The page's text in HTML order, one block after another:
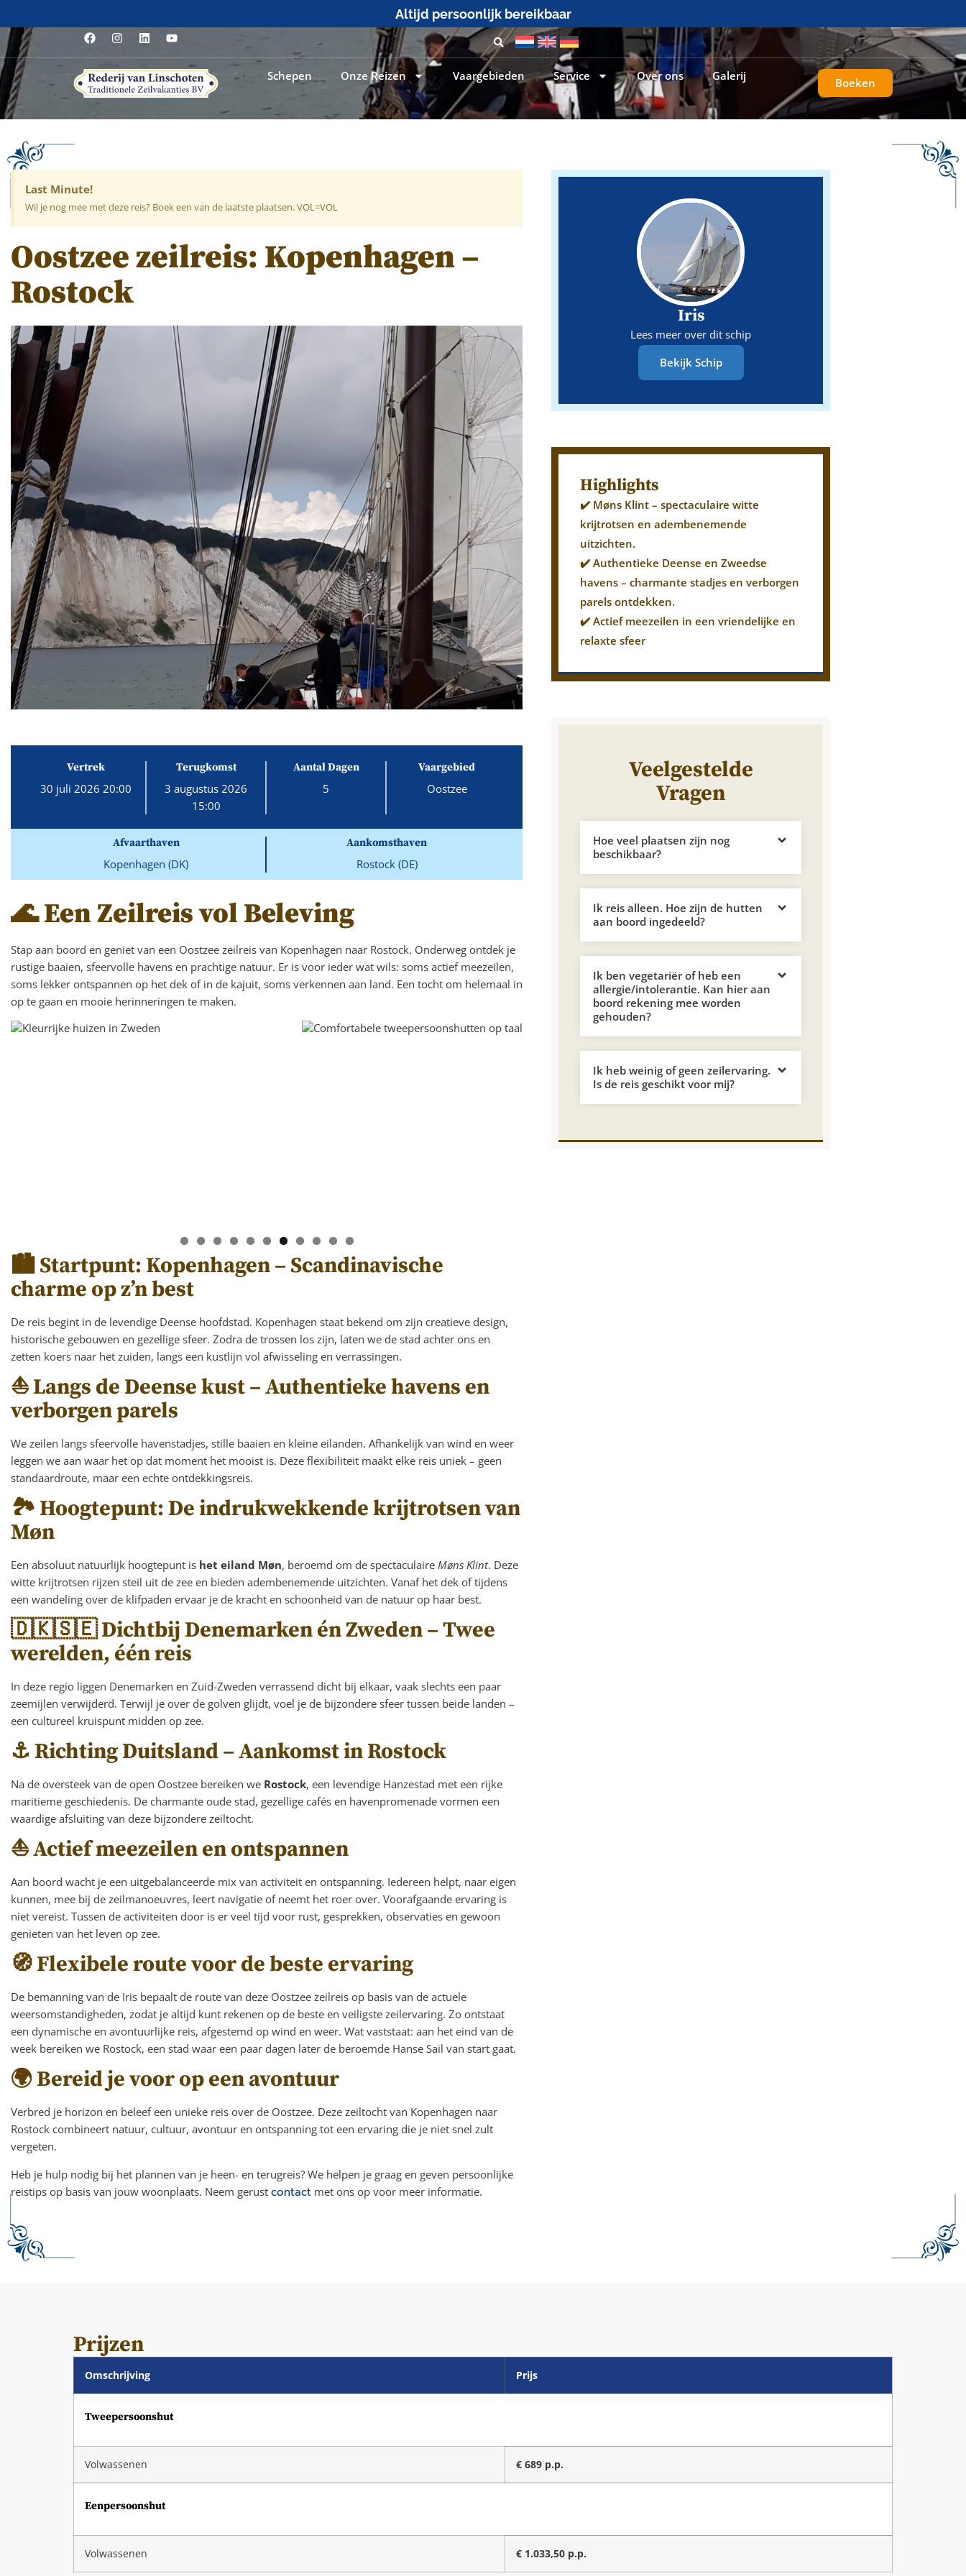
25+ jaar zeilervaring
Schepen Onze Reizen Vaargebieden Service Over ons Galerij Boeken
Last Minute!
Wil je nog mee met deze reis? Boek een van de laatste plaatsen. VOL=VOL
Oostzee zeilreis: Kopenhagen –
Rostock
Vertrek
30 juli 2026 20:00
Terugkomst
3 augustus 2026
15:00
Aantal Dagen
5
Vaargebied
Oostzee
Afvaarthaven
Kopenhagen (DK)
Aankomsthaven
Rostock (DE)
🌊 Een Zeilreis vol Beleving
Stap aan boord en geniet van een Oostzee zeilreis van Kopenhagen naar Rostock. Onderweg ontdek je
rustige baaien, sfeervolle havens en prachtige natuur. Er is voor ieder wat wils: soms actief meezeilen,
soms lekker ontspannen op het dek of in de kajuit, soms verkennen aan land. Een tocht om helemaal in
op te gaan en mooie herinneringen te maken.
🏙 Startpunt: Kopenhagen – Scandinavische
charme op z’n best
De reis begint in de levendige Deense hoofdstad. Kopenhagen staat bekend om zijn creatieve design,
historische gebouwen en gezellige sfeer. Zodra de trossen los zijn, laten we de stad achter ons en
zetten koers naar het zuiden, langs een kustlijn vol afwisseling en verrassingen.
⛵ Langs de Deense kust – Authentieke havens en
verborgen parels
We zeilen langs sfeervolle havenstadjes, stille baaien en kleine eilanden. Afhankelijk van wind en weer
leggen we aan waar het op dat moment het mooist is. Deze flexibiliteit maakt elke reis uniek – geen
standaardroute, maar een echte ontdekkingsreis.
🏞 Hoogtepunt: De indrukwekkende krijtrotsen van
Møn
Een absoluut natuurlijk hoogtepunt is het eiland Møn, beroemd om de spectaculaire Møns Klint. Deze
witte krijtrotsen rijzen steil uit de zee en bieden adembenemende uitzichten. Vanaf het dek of tijdens
een wandeling over de klifpaden ervaar je de kracht en schoonheid van de natuur op haar best.
🇩🇰🇸🇪 Dichtbij Denemarken én Zweden – Twee
werelden, één reis
In deze regio liggen Denemarken en Zuid-Zweden verrassend dicht bij elkaar, vaak slechts een paar
zeemijlen verwijderd. Terwijl je over de golven glijdt, voel je de bijzondere sfeer tussen beide landen –
een cultureel kruispunt midden op zee.
⚓ Richting Duitsland – Aankomst in Rostock
Na de oversteek van de open Oostzee bereiken we Rostock, een levendige Hanzestad met een rijke
maritieme geschiedenis. De charmante oude stad, gezellige cafés en havenpromenade vormen een
waardige afsluiting van deze bijzondere zeiltocht.
⛵ Actief meezeilen en ontspannen
Aan boord wacht je een uitgebalanceerde mix van activiteit en ontspanning. Iedereen helpt, naar eigen
kunnen, mee bij de zeilmanoeuvres, leert navigatie of neemt het roer over. Voorafgaande ervaring is
niet vereist. Tussen de activiteiten door is er veel tijd voor rust, gesprekken, observaties en gewoon
genieten van het leven op zee.
🧭 Flexibele route voor de beste ervaring
De bemanning van de Iris bepaalt de route van deze Oostzee zeilreis op basis van de actuele
weersomstandigheden, zodat je altijd kunt rekenen op de beste en veiligste zeilervaring. Zo ontstaat
een dynamische en avontuurlijke reis, afgestemd op wind en weer. Wat vaststaat: aan het eind van de
week bereiken we Rostock, een stad waar een paar dagen later de beroemde Hanse Sail van start gaat.
🌍 Bereid je voor op een avontuur
Verbred je horizon en beleef een unieke reis over de Oostzee. Deze zeiltocht van Kopenhagen naar
Rostock combineert natuur, cultuur, avontuur en ontspanning tot een ervaring die je niet snel zult
vergeten.
Heb je hulp nodig bij het plannen van je heen- en terugreis? We helpen je graag en geven persoonlijke
reistips op basis van jouw woonplaats. Neem gerust contact met ons op voor meer informatie.
Iris
Lees meer over dit schip
Bekijk Schip
Highlights
✔️ Møns Klint – spectaculaire witte
krijtrotsen en adembenemende
uitzichten.
✔️ Authentieke Deense en Zweedse
havens – charmante stadjes en verborgen
parels ontdekken.
✔️ Actief meezeilen in een vriendelijke en
relaxte sfeer
Veelgestelde
Vragen
Hoe veel plaatsen zijn nog
beschikbaar?
Ik reis alleen. Hoe zijn de hutten
aan boord ingedeeld?
Ik ben vegetariër of heb een
allergie/intolerantie. Kan hier aan
boord rekening mee worden
gehouden?
Ik heb weinig of geen zeilervaring.
Is de reis geschikt voor mij?
Prijzen
Omschrijving Prijs
Tweepersoonshut
Volwassenen € 689 p.p.
Eenpersoonshut
Volwassenen € 1.033,50 p.p.